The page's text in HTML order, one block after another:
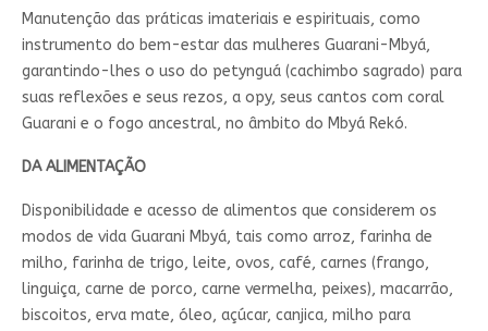
Manutenção das práticas imateriais e espirituais, como
instrumento do bem-estar das mulheres Guarani-Mbyá,
garantindo-lhes o uso do petynguá (cachimbo sagrado) para
suas reflexões e seus rezos, a opy, seus cantos com coral
Guarani e o fogo ancestral, no âmbito do Mbyá Rekó.
DA ALIMENTAÇÃO
Disponibilidade e acesso de alimentos que considerem os
modos de vida Guarani Mbyá, tais como arroz, farinha de
milho, farinha de trigo, leite, ovos, café, carnes (frango,
linguiça, carne de porco, carne vermelha, peixes), macarrão,
biscoitos, erva mate, óleo, açúcar, canjica, milho para